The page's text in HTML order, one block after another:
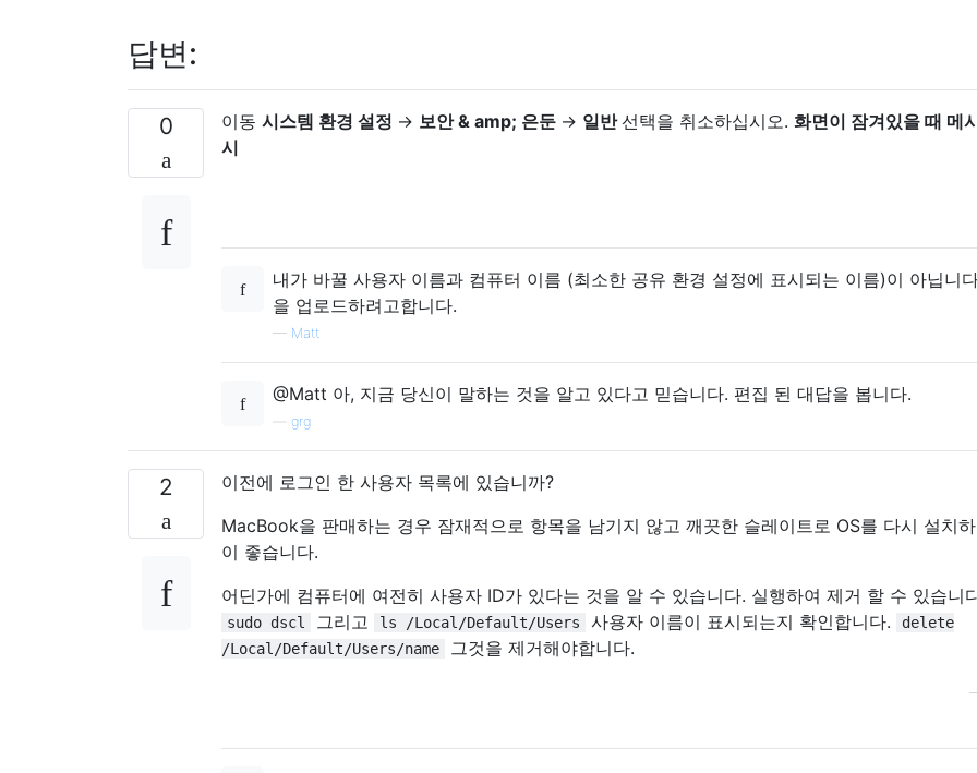
답변:
0 이동 시스템 환경 설정 → 보안 & amp; 은둔 → 일반 선택을 취소하십시오. 화면이 잠겨있을 때 메
시
내가 바꿀 사용자 이름과 컴퓨터 이름 (최소한 공유 환경 설정에 표시되는 이름)이 아닙니
을 업로드하려고합니다.
— Matt
@Matt 아, 지금 당신이 말하는 것을 알고 있다고 믿습니다. 편집 된 대답을 봅니다.
grg
2
이전에 로그인 한 사용자 목록에 있습니까?
MacBook을 판매하는 경우 잠재적으로 항목을 남기지 않고 깨끗한 슬레이트로 OS를 다시 설치
이 좋습니다.
어딘가에 컴퓨터에 여전히 사용자 ID가 있다는 것을 알 수 있습니다. 실행하여 제거 할 수 있습니
sudo dscl 그리고 ls /Local/Default/Users 사용자 이름이 표시되는지 확인합니다.
delete
/Local/Default/Users/name
그것을 제거해야합니다.